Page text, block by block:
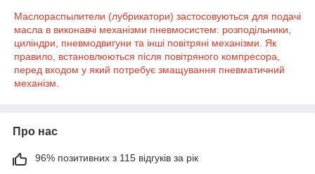
Маслораспылители (лубрикатори) застосовуються для подачі
масла в виконавчі механізми пневмосистем: розподільники,
циліндри, пневмодвигуни та інші повітряні механізми. Як
правило, встановлюються після повітряного компресора,
перед входом у який потребує змащування пневматичний
механізм.
Про нас
96% позитивних з 115 відгуків за рік